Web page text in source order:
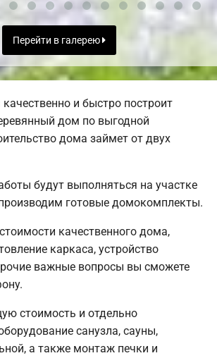
Перейти в галерею
и быстро построит
дом по выгодной
дома займет от двух
будут выполняться на участке
готовые домокомплекты.
качественного дома,
каркаса, устройство
важные вопросы вы сможете
стоимость и отдельно
санузла, сауны,
а также монтаж печки и